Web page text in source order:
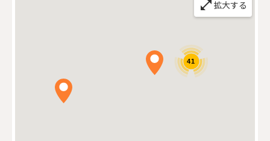
open_in_full 拡大する
41